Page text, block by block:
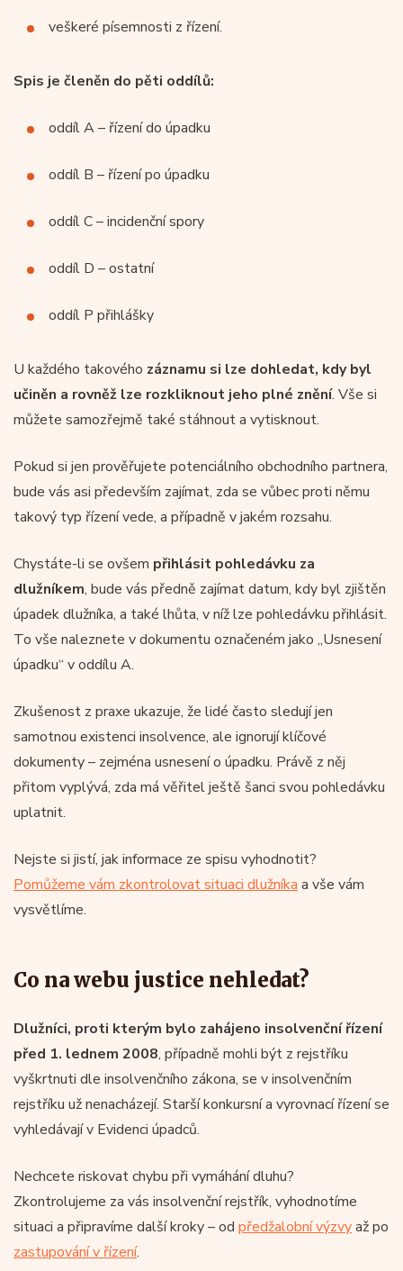
veškeré písemnosti z řízení.
Spis je členěn do pěti oddílů:
oddíl A – řízení do úpadku
oddíl B – řízení po úpadku
oddíl C – incidenční spory
oddíl D – ostatní
oddíl P přihlášky
U každého takového záznamu si lze dohledat, kdy byl
učiněn a rovněž lze rozkliknout jeho plné znění. Vše si
můžete samozřejmě také stáhnout a vytisknout.
Pokud si jen prověřujete potenciálního obchodního partnera,
bude vás asi především zajímat, zda se vůbec proti němu
takový typ řízení vede, a případně v jakém rozsahu.
Chystáte-li se ovšem přihlásit pohledávku za
dlužníkem, bude vás předně zajímat datum, kdy byl zjištěn
úpadek dlužníka, a také lhůta, v níž lze pohledávku přihlásit.
To vše naleznete v dokumentu označeném jako „Usnesení
úpadku“ v oddílu A.
Zkušenost z praxe ukazuje, že lidé často sledují jen
samotnou existenci insolvence, ale ignorují klíčové
dokumenty – zejména usnesení o úpadku. Právě z něj
přitom vyplývá, zda má věřitel ještě šanci svou pohledávku
uplatnit.
Nejste si jistí, jak informace ze spisu vyhodnotit?
Pomůžeme vám zkontrolovat situaci dlužníka a vše vám
vysvětlíme.
Co na webu justice nehledat?
Dlužníci, proti kterým bylo zahájeno insolvenční řízení
před 1. lednem 2008, případně mohli být z rejstříku
vyškrtnuti dle insolvenčního zákona, se v insolvenčním
rejstříku už nenacházejí. Starší konkursní a vyrovnací řízení se
vyhledávají v Evidenci úpadců.
Nechcete riskovat chybu při vymáhání dluhu?
Zkontrolujeme za vás insolvenční rejstřík, vyhodnotíme
situaci a připravíme další kroky – od předžalobní výzvyaž po
zastupování v řízení.